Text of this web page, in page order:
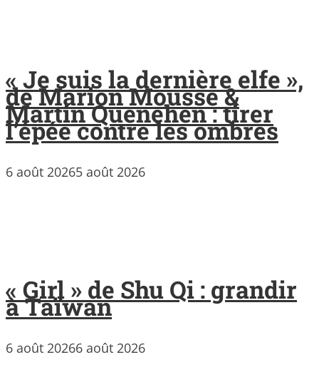
« Je suis la dernière elfe »,
de Marion Mousse &
Martin Quenehen : tirer
l’épée contre les ombres
6 août 20265 août 2026
« Girl » de Shu Qi : grandir
à Taïwan
6 août 20266 août 2026